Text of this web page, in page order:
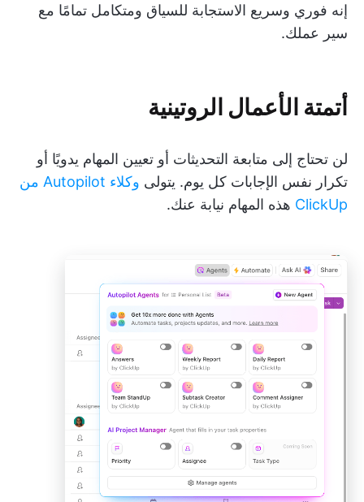
إنه فوري وسريع الاستجابة للسياق ومتكامل تمامًا مع
سير عملك.
أتمتة الأعمال الروتينية
لن تحتاج إلى متابعة التحديثات أو تعيين المهام يدويًا أو
تكرار نفس الإجابات كل يوم. يتولى
وكلاء Autopilot من
ClickUp هذه المهام نيابة عنك.